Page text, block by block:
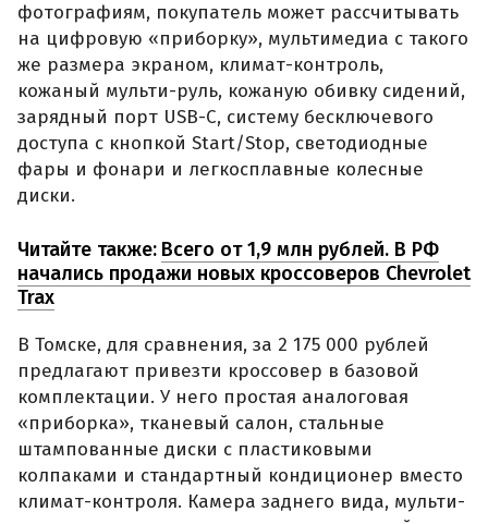
фотографиям, покупатель может рассчитывать
на цифровую «приборку», мультимедиа с такого
же размера экраном, климат-контроль,
кожаный мульти-руль, кожаную обивку сидений,
зарядный порт USB-C, систему бесключевого
доступа с кнопкой Start/Stop, светодиодные
фары и фонари и легкосплавные колесные
диски.
Читайте также: Всего от 1,9 млн рублей. В РФ
начались продажи новых кроссоверов Chevrolet
Trax
В Томске, для сравнения, за 2 175 000 рублей
предлагают привезти кроссовер в базовой
комплектации. У него простая аналоговая
«приборка», тканевый салон, стальные
штампованные диски с пластиковыми
колпаками и стандартный кондиционер вместо
климат-контроля. Камера заднего вида, мульти-